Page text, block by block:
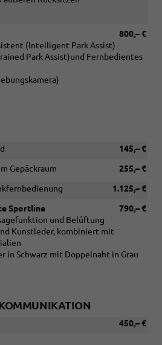
800,– €
(Intelligent Park Assist)
Park Assist)und Fernbedientes
145,– €
255,– €
Gepäckraum
1.125,– €
790,– €
Sportline
und Belüftung
Kunstleder, kombiniert mit
in Schwarz mit Doppelnaht in Grau
450,– €